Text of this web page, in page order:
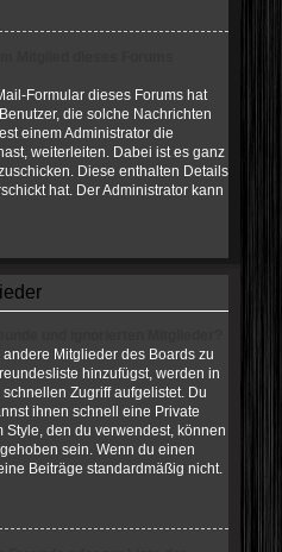
Formular dieses Forums hat
die solche Nachrichten
einem Administrator die
weiterleiten. Dabei ist es ganz
Diese enthalten Details
hat. Der Administrator kann
Mitglieder des Boards zu
hinzufügst, werden in
Zugriff aufgelistet. Du
ihnen schnell eine Private
Style, den du verwendest, können
sein. Wenn du einen
Beiträge standardmäßig nicht.